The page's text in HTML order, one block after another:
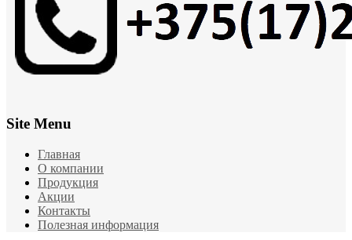
Site Menu
Главная
О компании
Продукция
Акции
Контакты
Полезная информация